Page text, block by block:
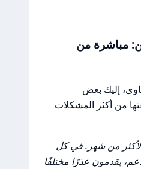
مباشرة من
إليك بعض
من أكثر المشكلات
من شهر. في كل
يقدمون عذرًا مختلفًا